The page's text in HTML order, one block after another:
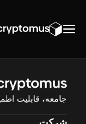
جامعه، قابلیت